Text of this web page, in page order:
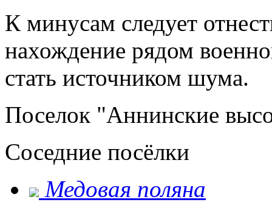
К минусам следует
нахождение рядом
стать источником шума.
Поселок "Аннинские
Соседние посёлки
Медовая поляна